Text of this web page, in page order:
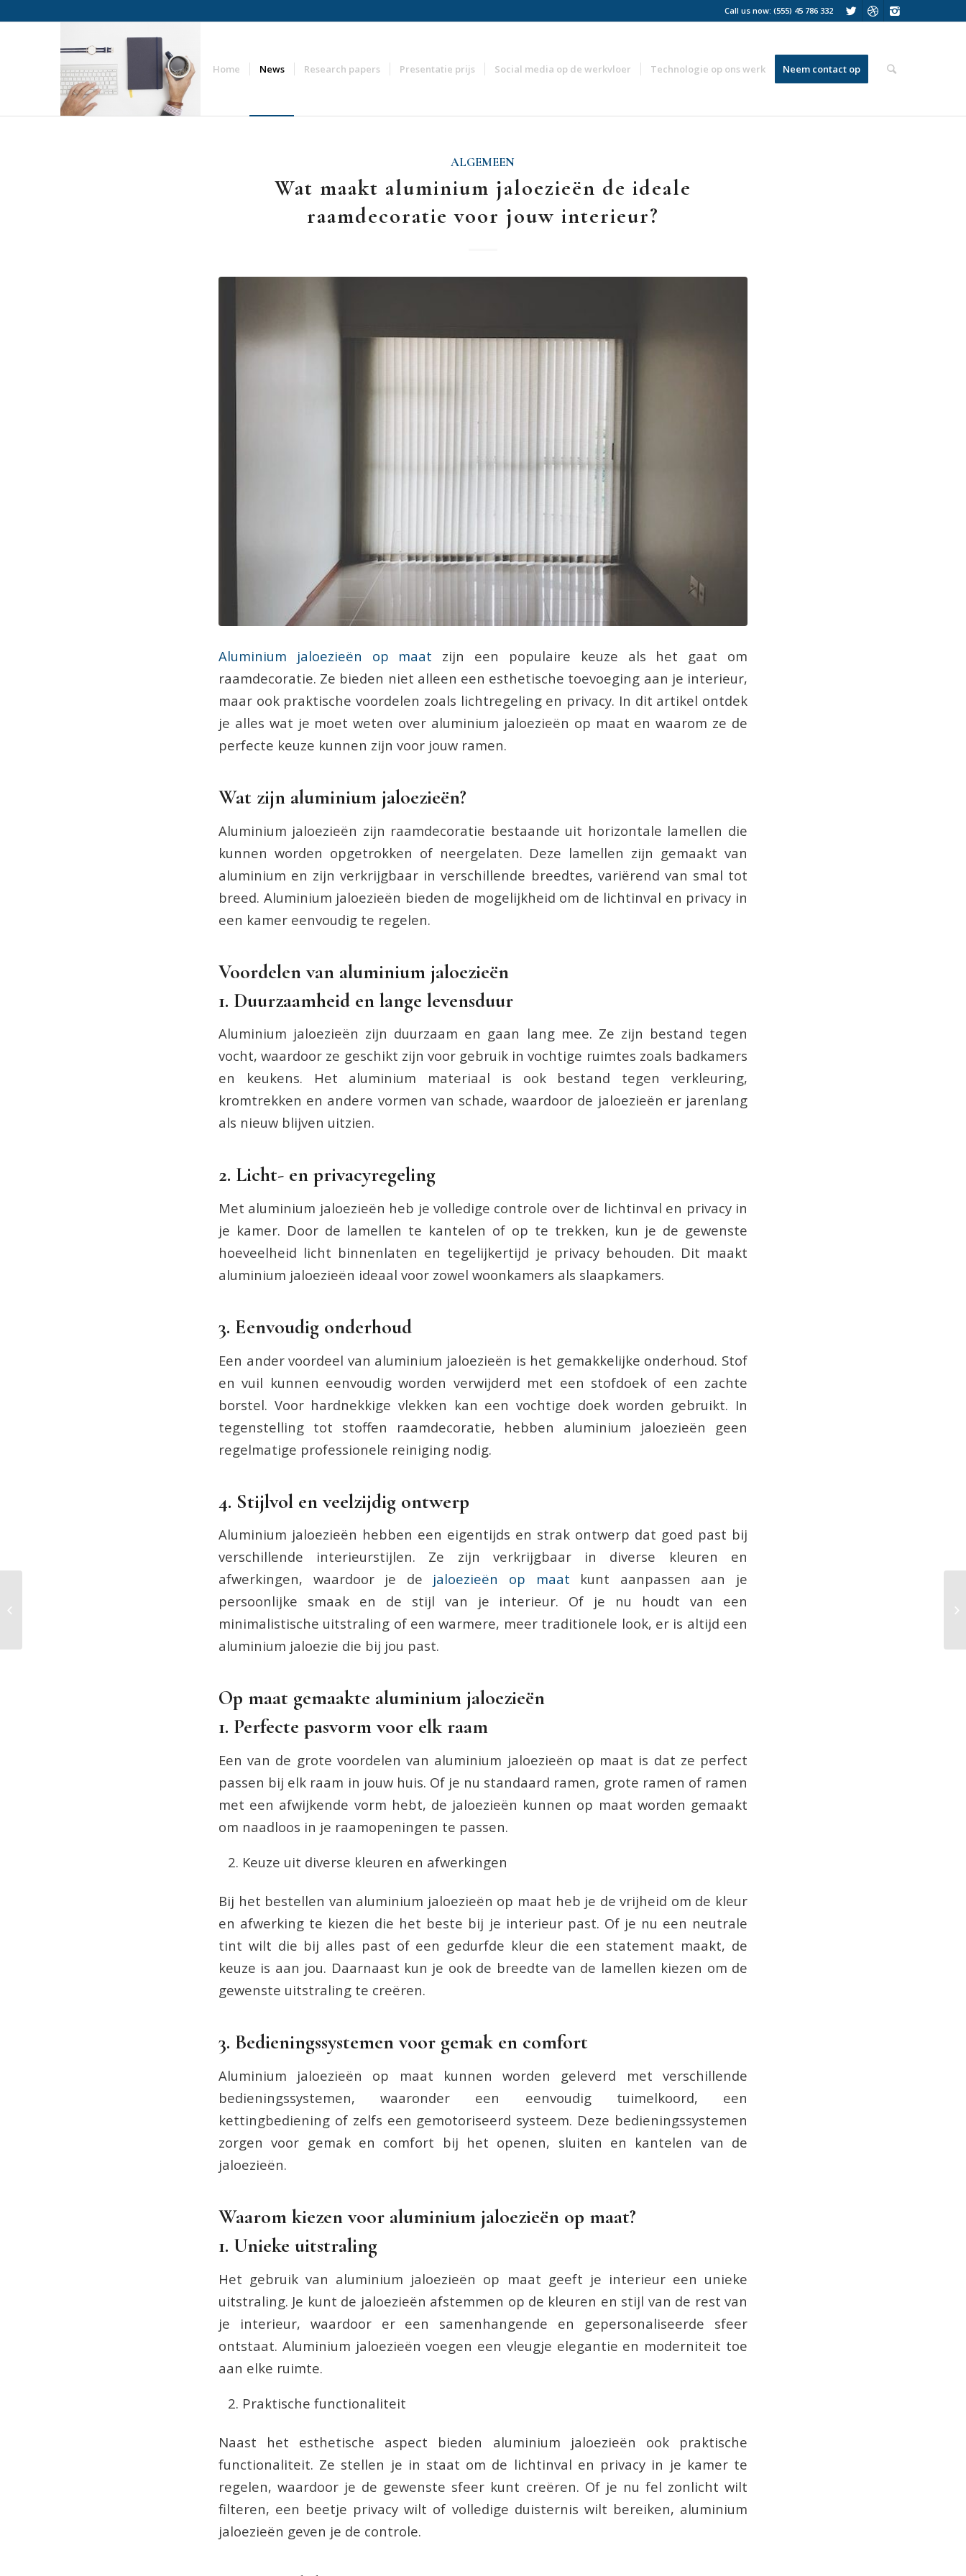
Call us now: (555) 45 786 332
Home News Research papers Presentatie prijs Social media op de werkvloer Technologie op ons werk Neem contact op
ALGEMEEN
Wat maakt aluminium jaloezieën de ideale
raamdecoratie voor jouw interieur?
Aluminium jaloezieën op maat zijn een populaire keuze als het gaat om
raamdecoratie. Ze bieden niet alleen een esthetische toevoeging aan je interieur,
maar ook praktische voordelen zoals lichtregeling en privacy. In dit artikel ontdek
je alles wat je moet weten over aluminium jaloezieën op maat en waarom ze de
perfecte keuze kunnen zijn voor jouw ramen.
Wat zijn aluminium jaloezieën?
Aluminium jaloezieën zijn raamdecoratie bestaande uit horizontale lamellen die
kunnen worden opgetrokken of neergelaten. Deze lamellen zijn gemaakt van
aluminium en zijn verkrijgbaar in verschillende breedtes, variërend van smal tot
breed. Aluminium jaloezieën bieden de mogelijkheid om de lichtinval en privacy in
een kamer eenvoudig te regelen.
Voordelen van aluminium jaloezieën
1. Duurzaamheid en lange levensduur
Aluminium jaloezieën zijn duurzaam en gaan lang mee. Ze zijn bestand tegen
vocht, waardoor ze geschikt zijn voor gebruik in vochtige ruimtes zoals badkamers
en keukens. Het aluminium materiaal is ook bestand tegen verkleuring,
kromtrekken en andere vormen van schade, waardoor de jaloezieën er jarenlang
als nieuw blijven uitzien.
2. Licht- en privacyregeling
Met aluminium jaloezieën heb je volledige controle over de lichtinval en privacy in
je kamer. Door de lamellen te kantelen of op te trekken, kun je de gewenste
hoeveelheid licht binnenlaten en tegelijkertijd je privacy behouden. Dit maakt
aluminium jaloezieën ideaal voor zowel woonkamers als slaapkamers.
3. Eenvoudig onderhoud
Een ander voordeel van aluminium jaloezieën is het gemakkelijke onderhoud. Stof
en vuil kunnen eenvoudig worden verwijderd met een stofdoek of een zachte
borstel. Voor hardnekkige vlekken kan een vochtige doek worden gebruikt. In
tegenstelling tot stoffen raamdecoratie, hebben aluminium jaloezieën geen
regelmatige professionele reiniging nodig.
4. Stijlvol en veelzijdig ontwerp
Aluminium jaloezieën hebben een eigentijds en strak ontwerp dat goed past bij
verschillende interieurstijlen. Ze zijn verkrijgbaar in diverse kleuren en
afwerkingen, waardoor je de jaloezieën op maat kunt aanpassen aan je
persoonlijke smaak en de stijl van je interieur. Of je nu houdt van een
minimalistische uitstraling of een warmere, meer traditionele look, er is altijd een
aluminium jaloezie die bij jou past.
Op maat gemaakte aluminium jaloezieën
1. Perfecte pasvorm voor elk raam
Een van de grote voordelen van aluminium jaloezieën op maat is dat ze perfect
passen bij elk raam in jouw huis. Of je nu standaard ramen, grote ramen of ramen
met een afwijkende vorm hebt, de jaloezieën kunnen op maat worden gemaakt
om naadloos in je raamopeningen te passen.
Keuze uit diverse kleuren en afwerkingen
Bij het bestellen van aluminium jaloezieën op maat heb je de vrijheid om de kleur
en afwerking te kiezen die het beste bij je interieur past. Of je nu een neutrale
tint wilt die bij alles past of een gedurfde kleur die een statement maakt, de
keuze is aan jou. Daarnaast kun je ook de breedte van de lamellen kiezen om de
gewenste uitstraling te creëren.
3. Bedieningssystemen voor gemak en comfort
Aluminium jaloezieën op maat kunnen worden geleverd met verschillende
bedieningssystemen, waaronder een eenvoudig tuimelkoord, een
kettingbediening of zelfs een gemotoriseerd systeem. Deze bedieningssystemen
zorgen voor gemak en comfort bij het openen, sluiten en kantelen van de
jaloezieën.
Waarom kiezen voor aluminium jaloezieën op maat?
1. Unieke uitstraling
Het gebruik van aluminium jaloezieën op maat geeft je interieur een unieke
uitstraling. Je kunt de jaloezieën afstemmen op de kleuren en stijl van de rest van
je interieur, waardoor er een samenhangende en gepersonaliseerde sfeer
ontstaat. Aluminium jaloezieën voegen een vleugje elegantie en moderniteit toe
aan elke ruimte.
Praktische functionaliteit
Naast het esthetische aspect bieden aluminium jaloezieën ook praktische
functionaliteit. Ze stellen je in staat om de lichtinval en privacy in je kamer te
regelen, waardoor je de gewenste sfeer kunt creëren. Of je nu fel zonlicht wilt
filteren, een beetje privacy wilt of volledige duisternis wilt bereiken, aluminium
jaloezieën geven je de controle.